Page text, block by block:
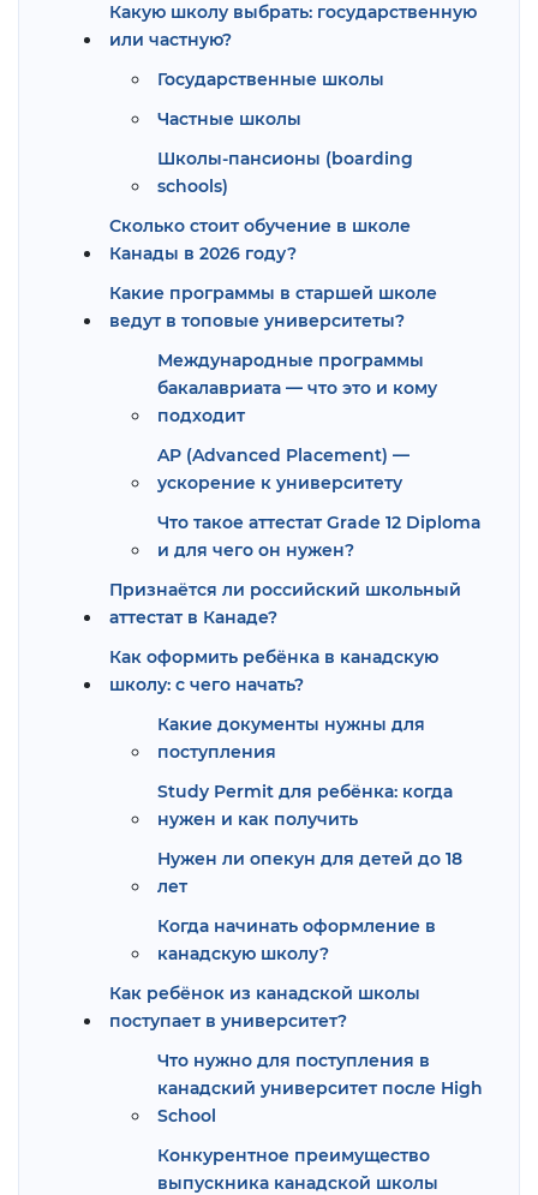
Какую школу выбрать: государственную
или частную?
Государственные школы
Частные школы
Школы-пансионы (boarding
schools)
Сколько стоит обучение в школе
Канады в 2026 году?
Какие программы в старшей школе
ведут в топовые университеты?
Международные программы
бакалавриата — что это и кому
подходит
AP (Advanced Placement) —
ускорение к университету
Что такое аттестат Grade 12 Diploma
и для чего он нужен?
Признаётся ли российский школьный
аттестат в Канаде?
Как оформить ребёнка в канадскую
школу: с чего начать?
Какие документы нужны для
поступления
Study Permit для ребёнка: когда
нужен и как получить
Нужен ли опекун для детей до 18
лет
Когда начинать оформление в
канадскую школу?
Как ребёнок из канадской школы
поступает в университет?
Что нужно для поступления в
канадский университет после High
School
Конкурентное преимущество
выпускника канадской школы